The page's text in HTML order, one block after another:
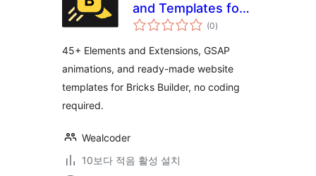
and Templates for
Bricks with GSAP
(0전
체
점
)
45+ Elements and Extensions, GSAP
animations, and ready-made website
templates for Bricks Builder, no coding
required.
Wealcoder
10보다 적음 활성 설치